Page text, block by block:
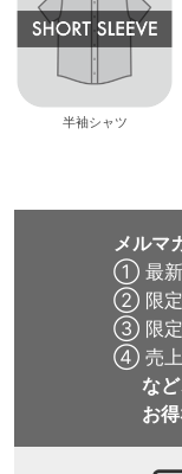
半袖シャツ
メルマ
① 最新
② 限定
③ 限定
④ 売上
な
お